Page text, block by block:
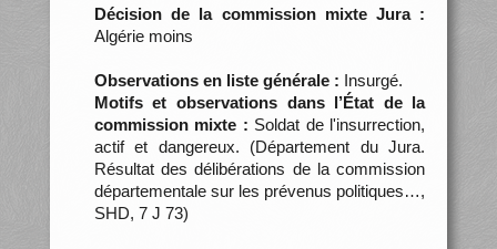
Décision de la commission mixte Jura :
Algérie moins
Observations en liste générale : Insurgé.
Motifs et observations dans l’État de la
commission mixte : Soldat de l'insurrection,
actif et dangereux. (Département du Jura.
Résultat des délibérations de la commission
départementale sur les prévenus politiques…,
SHD, 7 J 73)